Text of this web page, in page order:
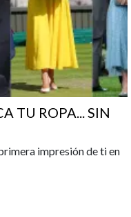
TU ROPA... SIN
impresión de ti en